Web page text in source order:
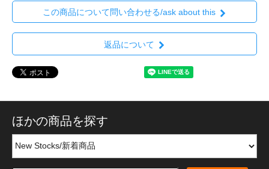
この商品について問い合わせる/ask about this
返品について
ほかの商品を探す